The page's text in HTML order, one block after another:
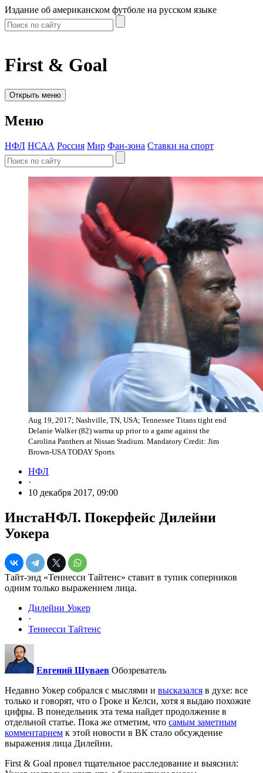
Издание об американском футболе на русском языке
First & Goal
Открыть меню
Меню
НФЛ НСАА Россия Мир Фан-зона Ставки на спорт
Aug 19, 2017; Nashville, TN, USA; Tennessee Titans tight end
Delanie Walker (82) warma up prior to a game against the
Carolina Panthers at Nissan Stadium. Mandatory Credit: Jim
Brown-USA TODAY Sports
НФЛ
·
10 декабря 2017, 09:00
ИнстаНФЛ. Покерфейс Дилейни
Уокера
Тайт-энд «Теннесси Тайтенс» ставит в тупик соперников
одним только выражением лица.
Дилейни Уокер
·
Теннесси Тайтенс
Евгений Шуваев Обозреватель
Недавно Уокер собрался с мыслями и высказался в духе: все
только и говорят, что о Гроке и Келси, хотя я выдаю похожие
цифры. В понедельник эта тема найдет продолжение в
отдельной статье. Пока же отметим, что самым заметным
комментарием к этой новости в ВК стало обсуждение
выражения лица Дилейни.
First & Goal провел тщательное расследование и выяснил: